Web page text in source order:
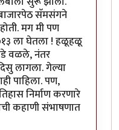
सॅमसंगने
मग मी पण
ला घेतला ! हळूहळू
वळले, नंतर
लागला. गेल्या
पाहिला. पण,
निर्माण करणारे
कहाणी संभाषणात